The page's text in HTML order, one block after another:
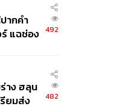
ฯ’ ฟ้อง
ผิดนัด
ะบุ
ากคำ
ร์ แฉช่อง 492
าง ฮลุน
ยมส่ง
482